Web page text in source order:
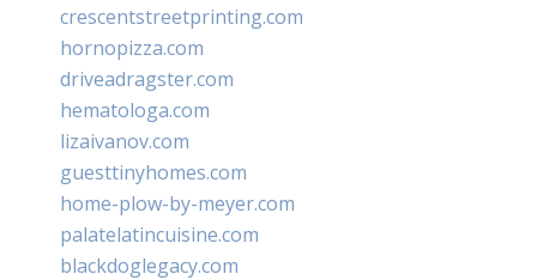
crescentstreetprinting.com
hornopizza.com
driveadragster.com
hematologa.com
lizaivanov.com
guesttinyhomes.com
home-plow-by-meyer.com
palatelatincuisine.com
blackdoglegacy.com